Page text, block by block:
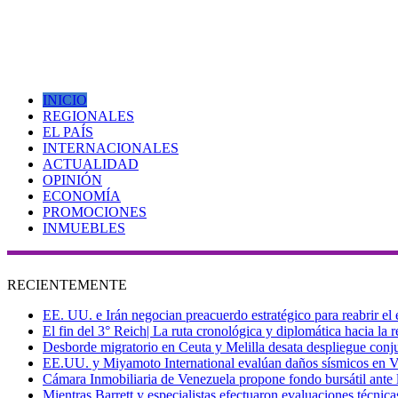
INICIO
REGIONALES
EL PAÍS
INTERNACIONALES
ACTUALIDAD
OPINIÓN
ECONOMÍA
PROMOCIONES
INMUEBLES
RECIENTEMENTE
EE. UU. e Irán negocian preacuerdo estratégico para reabrir el
El fin del 3° Reich| La ruta cronológica y diplomática hacia la
Desborde migratorio en Ceuta y Melilla desata despliegue
EE.UU. y Miyamoto International evalúan daños sísmicos en
Cámara Inmobiliaria de Venezuela propone fondo bursátil
Mientras Barrett y especialistas efectuaron evaluaciones